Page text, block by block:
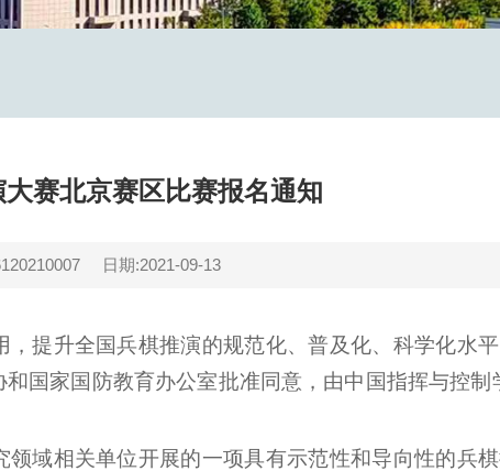
赛北京赛区比赛报名通知
日期:2021-09-13
提升全国兵棋推演的规范化、普及化、科学化水
国家国防教育办公室批准同意，由中国指挥与控制
域相关单位开展的一项具有示范性和导向性的兵